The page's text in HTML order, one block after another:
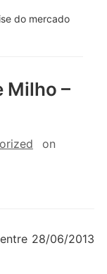
do mercado
Milho –
on
28/06/2013